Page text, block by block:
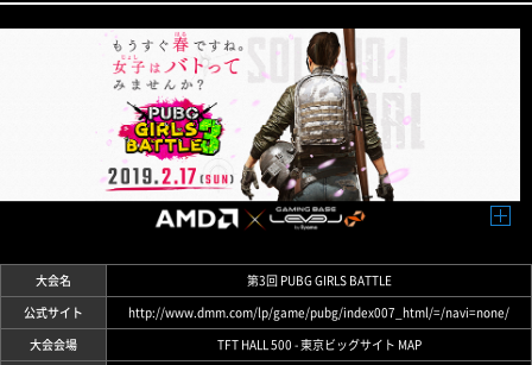
大会名
第3回 PUBG GIRLS BATTLE
公式サイト
http://www.dmm.com/lp/game/pubg/index007_html/=/navi=none/
大会会場
TFT HALL 500 - 東京ビッグサイト MAP